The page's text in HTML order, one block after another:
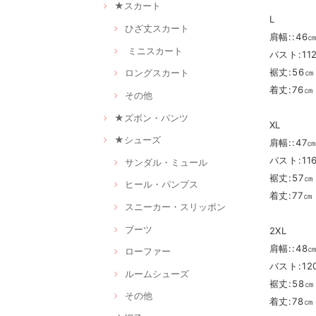
★スカート
ひざ丈スカート
ミニスカート
ロングスカート
その他
★ズボン・パンツ
★シューズ
サンダル・ミュール
ヒール・パンプス
スニーカー・スリッポン
ブーツ
ローファー
ルームシューズ
その他
L
肩幅::46㎝
バスト
裾丈:56㎝
着丈:76㎝
XL
肩幅::47㎝
バスト
裾丈:57㎝
着丈:77㎝
2XL
肩幅::48㎝
バスト
裾丈:58㎝
着丈:78㎝